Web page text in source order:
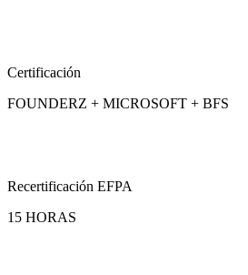
Certificación
FOUNDERZ + MICROSOFT + BFS
Recertificación EFPA
15 HORAS